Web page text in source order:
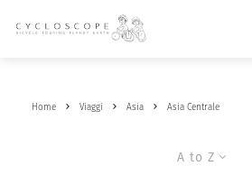
Home Viaggi Asia Asia Centrale
A to Z